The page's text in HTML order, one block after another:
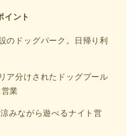
イント
のドッグパーク。日帰り利
ア分けされたドッグプール
業
みながら遊べるナイト営